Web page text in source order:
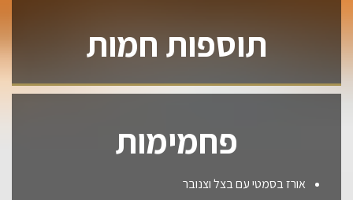
תוספות חמות
פחמימות
אורז בסמטי עם בצל וצנובר